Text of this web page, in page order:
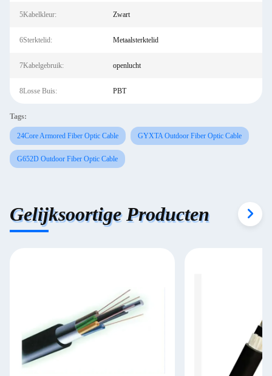
5Kabelkleur: Zwart
6Sterktelid: Metaalsterktelid
7Kabelgebruik: openlucht
8Losse Buis: PBT
Tags:
24Core Armored Fiber Optic Cable GYXTA Outdoor Fiber Optic Cable
G652D Outdoor Fiber Optic Cable
Gelijksoortige Producten